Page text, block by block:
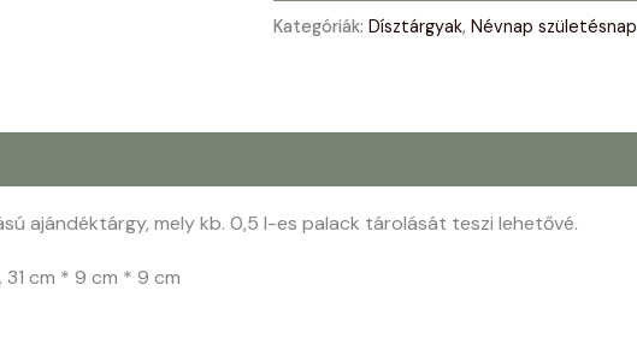
Kategóriák: Dísztárgyak, Névnap születésnap
ajándéktárgy, mely kb. 0,5 l-es palack tárolását teszi lehetővé.
cm * 9 cm * 9 cm